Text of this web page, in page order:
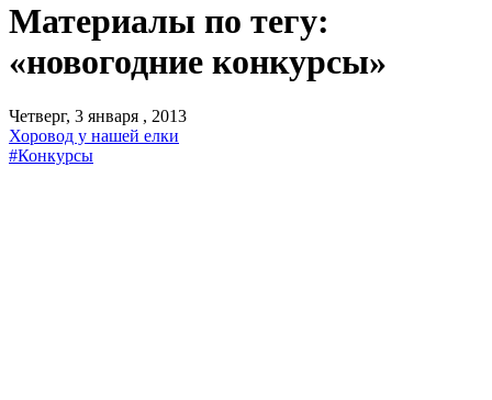
Материалы по тегу:
«новогодние конкурсы»
Четверг, 3 января , 2013
Хоровод у нашей елки
#Конкурсы